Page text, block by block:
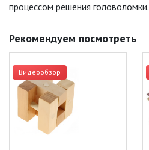
процессом решения головоломки.
Рекомендуем посмотреть
Видеообзор